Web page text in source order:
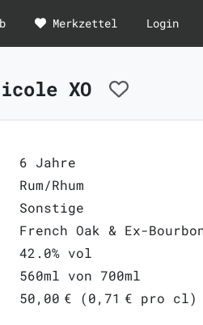
Merkzettel Login
XO
6 Jahre
Rum/Rhum
Sonstige
French Oak & Ex-
42.0% vol
560ml von 700ml
50,00 € (0,71 € pro cl)